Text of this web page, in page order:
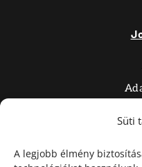
Süti
A legjobb élmény
Süti